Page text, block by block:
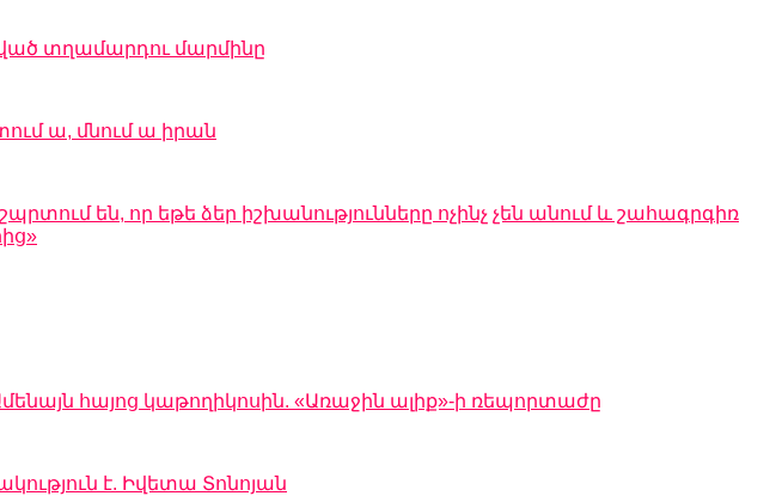
տղամարդու մարմինը
ա, մնում ա իրան
են, որ եթե ձեր իշխանությունները ոչինչ չեն անում և շահագրգիռ
հայոց կաթողիկոսին. «Առաջին ալիք»-ի ռեպորտաժը
է. Իվետա Տոնոյան